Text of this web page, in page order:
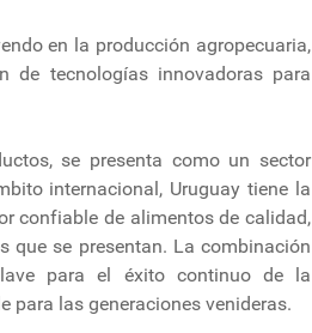
en la producción agropecuaria,
de tecnologías innovadoras para
se presenta como un sector
internacional, Uruguay tiene la
confiable de alimentos de calidad,
que se presentan. La combinación
para el éxito continuo de la
para las generaciones venideras.